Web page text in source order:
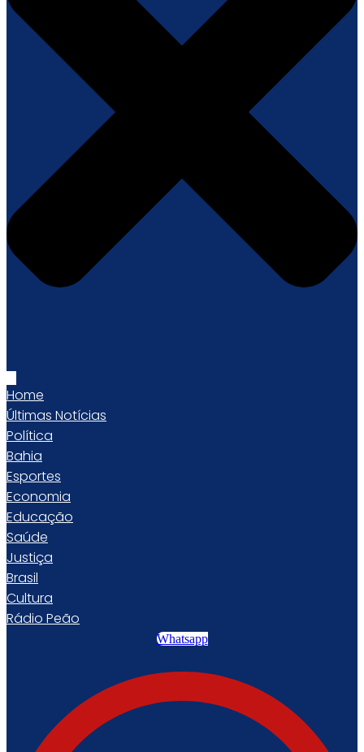
Home
Últimas Notícias
Política
Bahia
Esportes
Economia
Educação
Saúde
Justiça
Brasil
Cultura
Rádio Peão
Whatsapp